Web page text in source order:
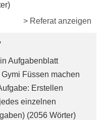
> Referat anzeigen
Aufgabenblatt
Füssen machen
Erstellen
einzelnen
(2056 Wörter)